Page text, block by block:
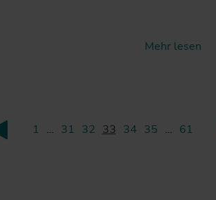
Mehr lesen
1 … 31 32 33 34 35 … 61